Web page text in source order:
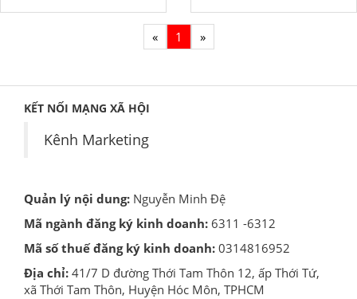
« 1 »
KẾT NỐI MẠNG XÃ HỘI
Kênh Marketing
Quản lý nội dung: Nguyễn Minh Đệ
Mã ngành đăng ký kinh doanh: 6311 -6312
Mã số thuế đăng ký kinh doanh: 0314816952
Địa chỉ: 41/7 D đường Thới Tam Thôn 12, ấp Thới Tứ,
xã Thới Tam Thôn, Huyện Hóc Môn, TPHCM